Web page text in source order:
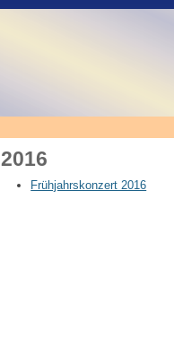
2016
Frühjahrskonzert 2016